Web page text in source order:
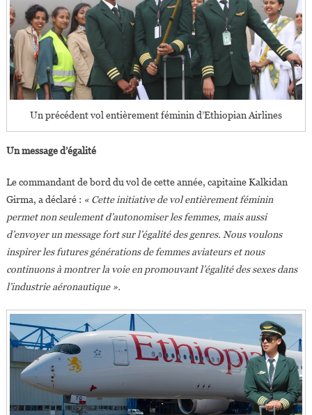
Un précédent vol entièrement féminin d’Ethiopian Airlines
Un message d’égalité
Le commandant de bord du vol de cette année, capitaine Kalkidan
Girma, a déclaré : « Cette initiative de vol entièrement féminin
permet non seulement d’autonomiser les femmes, mais aussi
d’envoyer un message fort sur l’égalité des genres. Nous voulons
inspirer les futures générations de femmes aviateurs et nous
continuons à montrer la voie en promouvant l’égalité des sexes dans
l’industrie aéronautique ».